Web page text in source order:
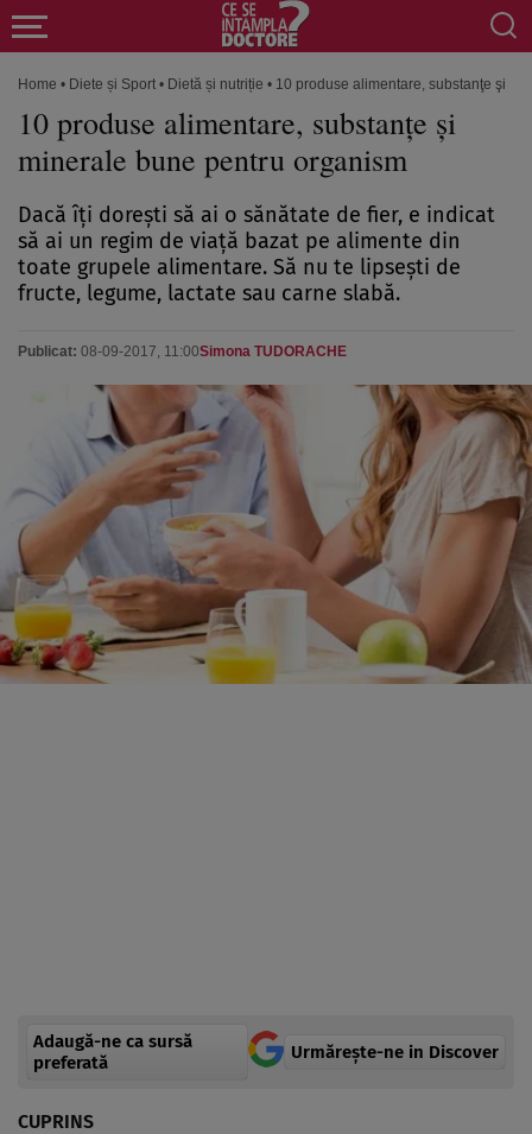
Home • Diete și Sport • Dietă și nutriție • 10 produse alimentare, substanţe şi
10 produse alimentare, substanţe şi
minerale bune pentru organism
Dacă îţi doreşti să ai o sănătate de fier, e indicat
să ai un regim de viaţă bazat pe alimente din
toate grupele alimentare. Să nu te lipseşti de
fructe, legume, lactate sau carne slabă.
Publicat: 08-09-2017, 11:00Simona TUDORACHE
Adaugă-ne ca sursă
preferată
Urmărește-ne in Discover
CUPRINS